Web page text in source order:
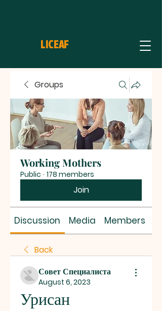
LICEAF
Groups
Working Mothers
Public · 178 members
Join
Discussion Media Members
Back
Совет Специалиста
August 6, 2023
Урисан